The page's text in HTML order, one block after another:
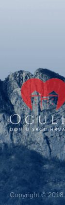
Copyright ©